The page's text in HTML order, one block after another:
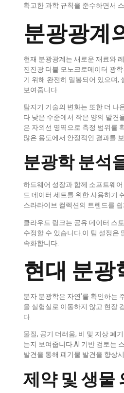
확고한 과학 규칙을 준수하면서
분광광계
현재 분광광계는 새로운 재료와
진진광 더블 모노크로메이터 광학
기 위해 완전히 밀봉되어 있으며,
보여줍니다.
탐지기 기술의 변화는 또한 더 나
다 낮은 수준에서 작은 양의 발견
은 자외선 영역으로 측정 범위를
많은 용도에서 안정적인 결과를
분광학 분석
하드웨어 성장과 함께 소프트웨
드 데이터 세트를 위한 사용하기
스라라이브 컬렉션의 트렌드를
클라우드 링크는 공유 데이터 스
수정할 수 있습니다.이 팀 설정은
속화합니다.
현대 분광
분자 분광학은 자연’를 확인하는
을 실험실로 이동하지 않고 현장
다.
물질, 공기 더러움, 비 및 지상 폐
는지 보여줍니다.AI 기반 검토는
발견을 통해 폐기물 발견을 향상
제약 및 생물